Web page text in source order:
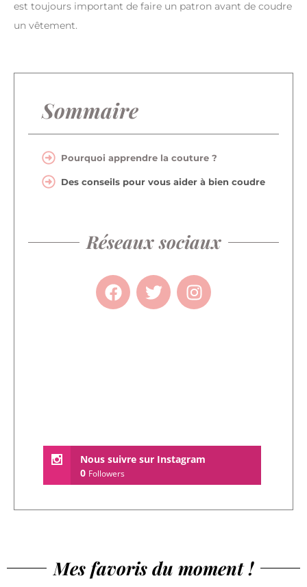
est toujours important de faire un patron avant de coudre
un vêtement.
Sommaire
Pourquoi apprendre la couture ?
Des conseils pour vous aider à bien coudre
Réseaux sociaux
Nous suivre sur Instagram
0 Followers
Mes favoris du moment !